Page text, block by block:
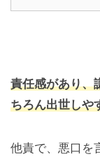
責任感があり、
ちろん出世しや
他責で、悪口を